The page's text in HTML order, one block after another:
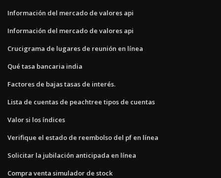
Información del mercado de valores api
Información del mercado de valores api
Crucigrama de lugares de reunión en línea
Qué tasa bancaria india
Factores de bajas tasas de interés.
Lista de cuentas de peachtree tipos de cuentas
Valor si los índices
Verifique el estado de reembolso del pf en línea
Solicitar la jubilación anticipada en línea
Compra venta simulador de stock